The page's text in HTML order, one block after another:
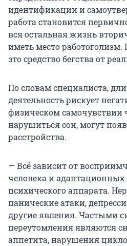
идентификации и
работа становится
вся остальная жизнь
иметь место работоголизм.
это средство бегства от
По словам специалиста,
деятельность рискует
физическом самочувствии
нарушиться сон, могут
расстройства.
— Всё зависит от
человека и адаптационных
психического аппарата.
панические атаки,
другие явления. Частыми
переутомления являются
аппетита, нарушения